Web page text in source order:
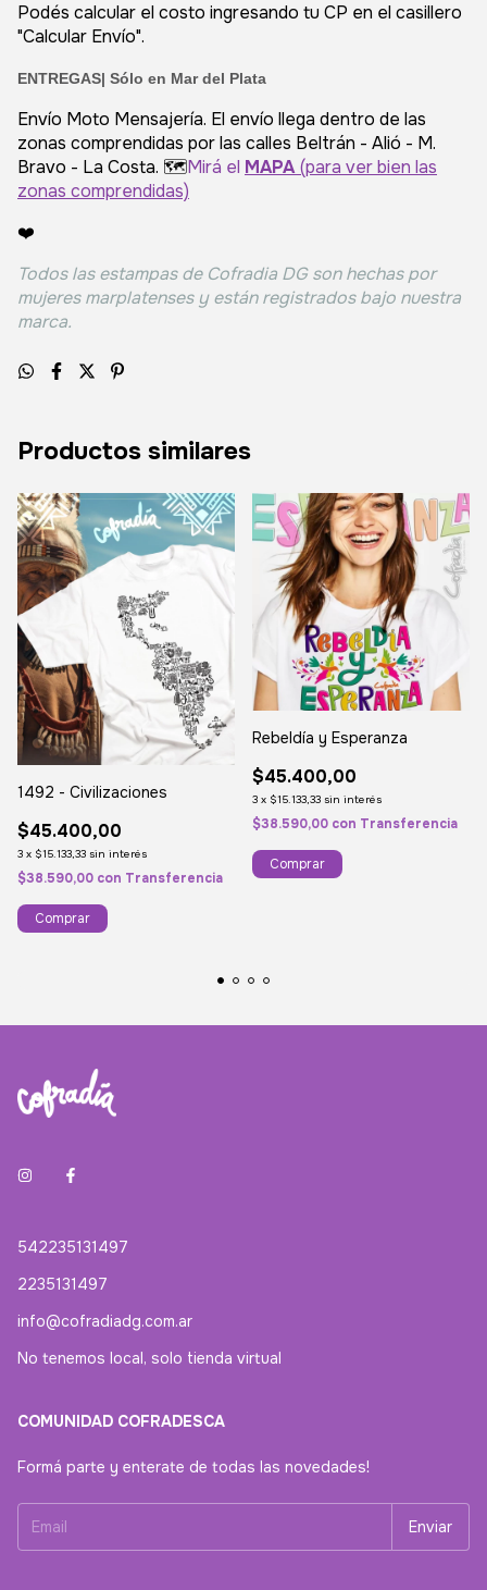
Podés calcular el costo ingresando tu CP en el casillero
"Calcular Envío".
ENTREGAS| Sólo en Mar del Plata
Envío Moto Mensajería. El envío llega dentro de las
zonas comprendidas por las calles Beltrán - Alió - M.
Bravo - La Costa. 🗺️Mirá el MAPA(para ver bien las
zonas comprendidas)
❤️
Todos las estampas de Cofradia DG son hechas por
mujeres marplatenses y están registrados bajo nuestra
marca.
Productos similares
1492 - Civilizaciones
$45.400,00
3 x $15.133,33 sin interés
$38.590,00 con Transferencia
Comprar
Rebeldía y Esperanza
$45.400,00
3 x $15.133,33 sin interés
$38.590,00 con Transferencia
Comprar
542235131497
2235131497
info@cofradiadg.com.ar
No tenemos local, solo tienda virtual
COMUNIDAD COFRADESCA
Formá parte y enterate de todas las novedades!